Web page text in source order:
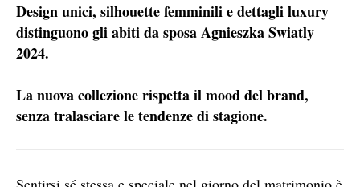
Design unici, silhouette femminili e dettagli luxury
distinguono gli abiti da sposa Agnieszka Swiatly
2024.
La nuova collezione rispetta il mood del brand,
senza tralasciare le tendenze di stagione.